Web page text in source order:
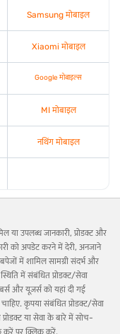
Samsung मोबाइल
Xiaomi मोबाइल
Google मोबाइल्स
MI मोबाइल
नथिंग मोबाइल
या उपलब्ध जानकारी, प्रोडक्ट और
को अपडेट करने में देरी, अनजाने
में शामिल सामग्री संदर्भ और
में संबंधित प्रोडक्ट/सेवा
और यूज़र्स को यहां दी गई
कृपया संबंधित प्रोडक्ट/सेवा
या सेवा के बारे में सोच-
करें पर क्लिक करें.